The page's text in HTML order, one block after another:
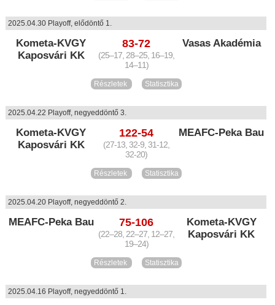
2025.04.30 Playoff, elődöntő 1.
Kometa-KVGY
Kaposvári KK
83-72
(25–17, 28–25, 16–19,
14–11)
Vasas Akadémia
Részletek Statisztika
2025.04.22 Playoff, negyeddöntő 3.
Kometa-KVGY
Kaposvári KK
122-54
(27-13, 32-9, 31-12,
32-20)
MEAFC-Peka Bau
Részletek Statisztika
2025.04.20 Playoff, negyeddöntő 2.
MEAFC-Peka Bau 75-106
(22–28, 22–27, 12–27,
19–24)
Kometa-KVGY
Kaposvári KK
Részletek Statisztika
2025.04.16 Playoff, negyeddöntő 1.